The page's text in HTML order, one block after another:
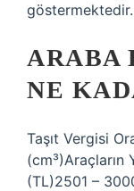
göstermektedir.
ARABA
NE
Taşıt Vergisi
(cm³)Araçların
(TL)2501 –